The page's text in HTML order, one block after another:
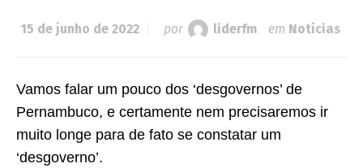
15 de junho de 2022 por liderfm em Notícias
Vamos falar um pouco dos ‘desgovernos’ de
Pernambuco, e certamente nem precisaremos ir
muito longe para de fato se constatar um
‘desgoverno’.